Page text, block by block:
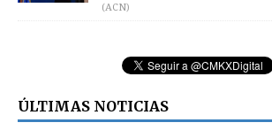
(ACN)
ÚLTIMAS NOTICIAS